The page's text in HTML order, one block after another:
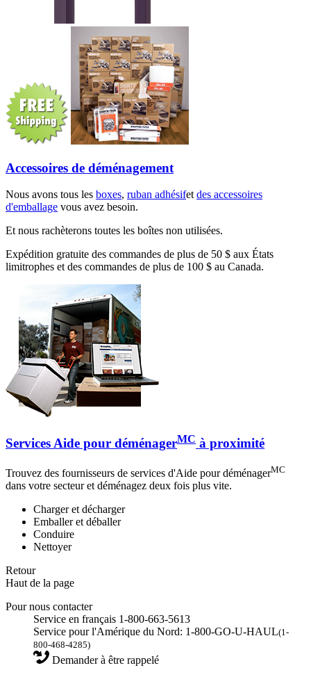
Accessoires de déménagement
Nous avons tous les boxes, ruban adhésifetdes accessoires
d'emballage vous avez besoin.
Et nous rachèterons toutes les boîtes non utilisées.
Expédition gratuite des commandes de plus de 50 $ aux États
limitrophes et des commandes de plus de 100 $ au Canada.
Services Aide pour déménagerMC à proximité
Trouvez des fournisseurs de services d'Aide pour déménagerMC
dans votre secteur et déménagez deux fois plus vite.
Charger et décharger
Emballer et déballer
Conduire
Nettoyer
Retour
Haut de la page
Pour nous contacter
Service en français 1-800-663-5613
Service pour l'Amérique du Nord: 1-800-GO-U-HAUL(1-
800-468-4285)
Demander à être rappelé